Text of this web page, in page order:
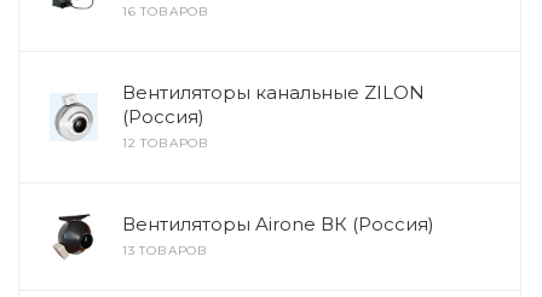
16 ТОВАРОВ
Вентиляторы канальные ZILON
(Россия)
12 ТОВАРОВ
Вентиляторы Airone ВК (Россия)
13 ТОВАРОВ